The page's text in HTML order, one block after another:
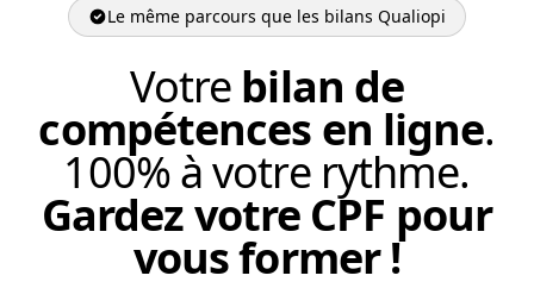
Le même parcours que les bilans Qualiopi
Votre bilan de
compétences en ligne.
100% à votre rythme.
Gardez votre CPF pour
vous former !